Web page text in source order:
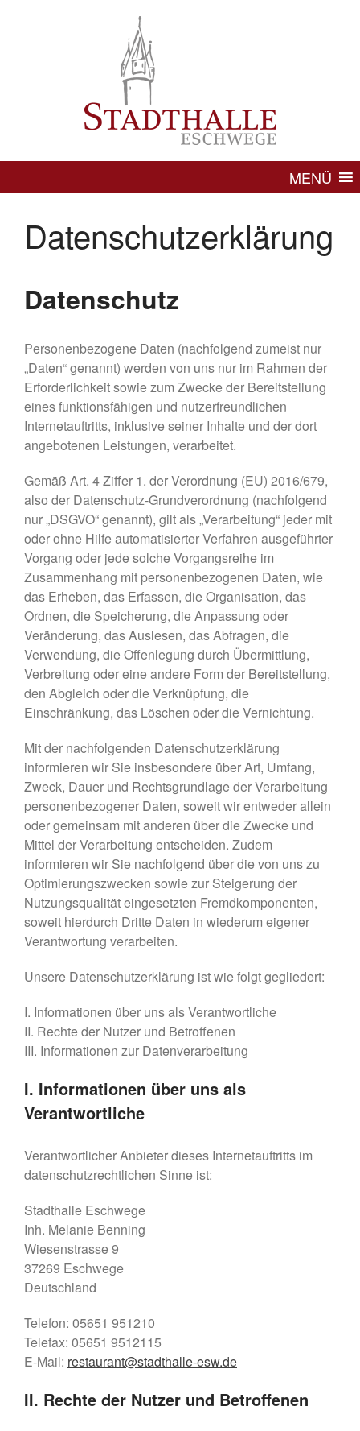
MENÜ
MENÜ
Datenschutzerklärung
Datenschutz
Personenbezogene Daten (nachfolgend zumeist nur
„Daten“ genannt) werden von uns nur im Rahmen der
Erforderlichkeit sowie zum Zwecke der Bereitstellung
eines funktionsfähigen und nutzerfreundlichen
Internetauftritts, inklusive seiner Inhalte und der dort
angebotenen Leistungen, verarbeitet.
Gemäß Art. 4 Ziffer 1. der Verordnung (EU) 2016/679,
also der Datenschutz-Grundverordnung (nachfolgend
nur „DSGVO“ genannt), gilt als „Verarbeitung“ jeder mit
oder ohne Hilfe automatisierter Verfahren ausgeführter
Vorgang oder jede solche Vorgangsreihe im
Zusammenhang mit personenbezogenen Daten, wie
das Erheben, das Erfassen, die Organisation, das
Ordnen, die Speicherung, die Anpassung oder
Veränderung, das Auslesen, das Abfragen, die
Verwendung, die Offenlegung durch Übermittlung,
Verbreitung oder eine andere Form der Bereitstellung,
den Abgleich oder die Verknüpfung, die
Einschränkung, das Löschen oder die Vernichtung.
Mit der nachfolgenden Datenschutzerklärung
informieren wir Sie insbesondere über Art, Umfang,
Zweck, Dauer und Rechtsgrundlage der Verarbeitung
personenbezogener Daten, soweit wir entweder allein
oder gemeinsam mit anderen über die Zwecke und
Mittel der Verarbeitung entscheiden. Zudem
informieren wir Sie nachfolgend über die von uns zu
Optimierungszwecken sowie zur Steigerung der
Nutzungsqualität eingesetzten Fremdkomponenten,
soweit hierdurch Dritte Daten in wiederum eigener
Verantwortung verarbeiten.
Unsere Datenschutzerklärung ist wie folgt gegliedert:
I. Informationen über uns als Verantwortliche
II. Rechte der Nutzer und Betroffenen
III. Informationen zur Datenverarbeitung
I. Informationen über uns als
Verantwortliche
Verantwortlicher Anbieter dieses Internetauftritts im
datenschutzrechtlichen Sinne ist:
Stadthalle Eschwege
Inh. Melanie Benning
Wiesenstrasse 9
37269 Eschwege
Deutschland
Telefon: 05651 951210
Telefax: 05651 9512115
E-Mail: restaurant@stadthalle-esw.de
II. Rechte der Nutzer und Betroffenen